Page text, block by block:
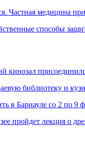
Частная медицина
способы
кинозал
библиотеку и
в Барнауле со 2 по 9
пройдет лекция о